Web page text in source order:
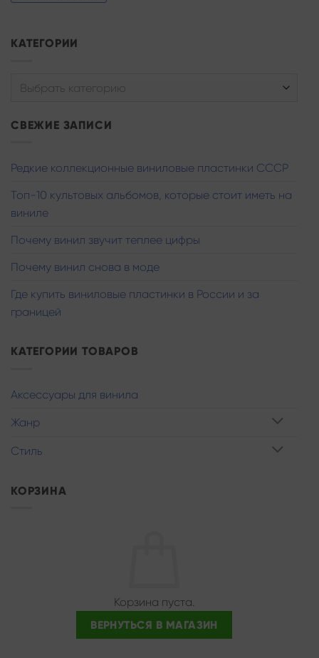
КАТЕГОРИИ
Выбрать категорию
СВЕЖИЕ ЗАПИСИ
Редкие коллекционные виниловые пластинки СССР
Топ-10 культовых альбомов, которые стоит иметь на
виниле
Почему винил звучит теплее цифры
Почему винил снова в моде
Где купить виниловые пластинки в России и за
границей
КАТЕГОРИИ ТОВАРОВ
Аксессуары для винила
Жанр
Стиль
КОРЗИНА
Корзина пуста.
ВЕРНУТЬСЯ В МАГАЗИН